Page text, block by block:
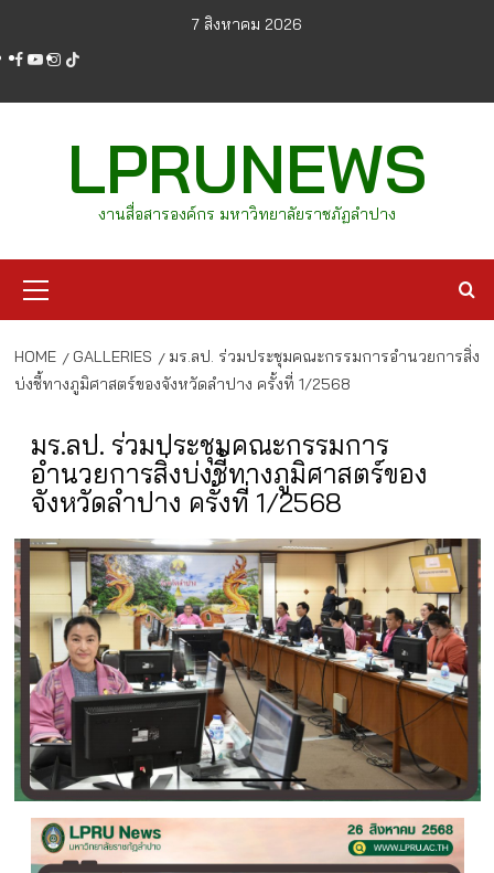
content
7 สิงหาคม 2026
facebook
youtube
instagram
tiktok
LPRUNEWS
งานสื่อสารองค์กร มหาวิทยาลัยราชภัฏลำปาง
Menu
HOME GALLERIES
มร.ลป. ร่วมประชุมคณะกรรมการอำนวยการสิ่ง
บ่งชี้ทางภูมิศาสตร์ของจังหวัดลำปาง ครั้งที่ 1/2568
มร.ลป. ร่วมประชุมคณะกรรมการ
อำนวยการสิ่งบ่งชี้ทางภูมิศาสตร์ของ
จังหวัดลำปาง ครั้งที่ 1/2568